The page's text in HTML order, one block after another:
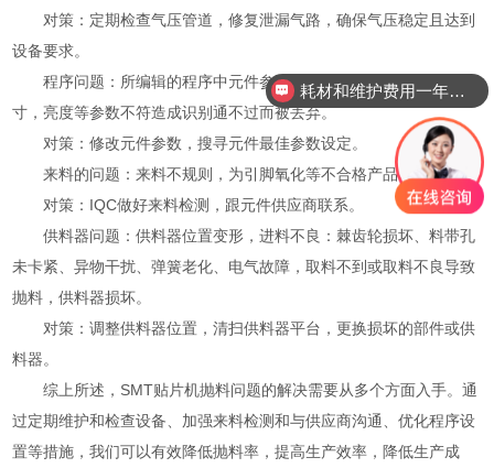
对策：定期检查气压管道，修复泄漏气路，确保气压稳定且达到
设备要求。
程序问题：所编辑的程序中元件参数设置不对，跟来料实物尺
寸，亮度等参数不符造成识别通不过而被丢弃。
对策：修改元件参数，搜寻元件最佳参数设定。
来料的问题：来料不规则，为引脚氧化等不合格产品。
对策：IQC做好来料检测，跟元件供应商联系。
供料器问题：供料器位置变形，进料不良：棘齿轮损坏、料带孔
未卡紧、异物干扰、弹簧老化、电气故障，取料不到或取料不良导致
抛料，供料器损坏。
对策：调整供料器位置，清扫供料器平台，更换损坏的部件或供
料器。
综上所述，SMT贴片机抛料问题的解决需要从多个方面入手。通
过定期维护和检查设备、加强来料检测和与供应商沟通、优化程序设
置等措施，我们可以有效降低抛料率，提高生产效率，降低生产成
耗材和维护费用一年需要多少？